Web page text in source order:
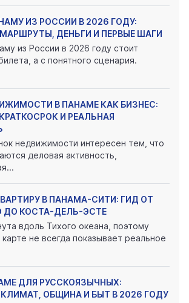
ИЗ РОССИИ В 2026 ГОДУ:
ДЕНЬГИ И ПЕРВЫЕ ШАГИ
из России в 2026 году стоит
а с понятного сценария.
В ПАНАМЕ КАК БИЗНЕС:
И РЕАЛЬНАЯ
недвижимости интересен тем, что
деловая активность,
В ПАНАМА-СИТИ: ГИД ОТ
ДО КОСТА-ДЕЛЬ-ЭСТЕ
вдоль Тихого океана, поэтому
не всегда показывает реальное
ДЛЯ РУССКОЯЗЫЧНЫХ:
ОБЩИНА И БЫТ В 2026 ГОДУ